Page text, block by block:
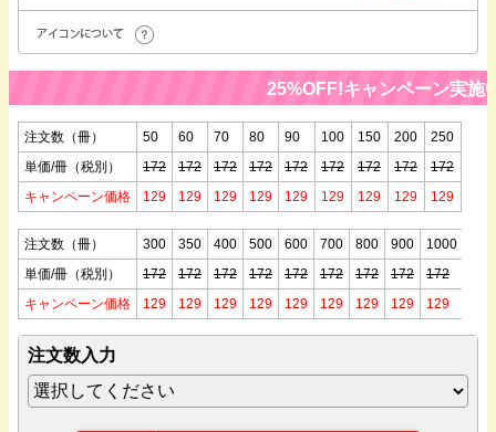
25%OFF!キャンペーン実施
注文数（冊） 50 60 70 80 90 100 150 200
250
単価/冊（税別）
172 172 172 172 172 172 172 172
172
キャンペーン価格
129 129 129 129 129 129 129 129 129
注文数（冊） 300 350 400 500 600 700 800 900
1000
単価/冊（税別）
172 172 172 172 172 172 172 172
172
キャンペーン価格
129 129 129 129 129 129 129 129 129
注文数入力